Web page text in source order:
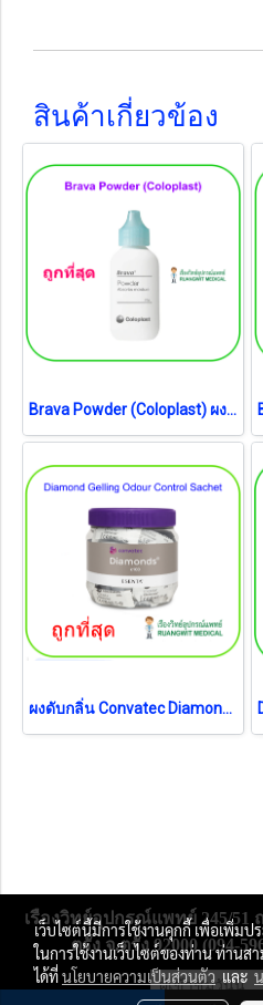
สินค้าเกี่ยวข้อง
Brava Powder (Coloplast) ผงรักษาแผลรอบรูเปิดทวารเทียม (exp 11-2027)
ผงดับกลิ่น Convatec Diamond Gelling ( 1ซอง)
เรืองวิทย์อุปกรณ์แพทย์ 245/51
ตรัง จ.ตรัง 92000 (094-
ผู้เข้าชมวันนี้
เว็บไซต์นี้มีการใช้งานคุกกี้ เพื่อเพิ่ม
ในการใช้งานเว็บไซต์ของท่าน ท่านส
ได้ที่นโยบายความเป็นส่วนตัวและ